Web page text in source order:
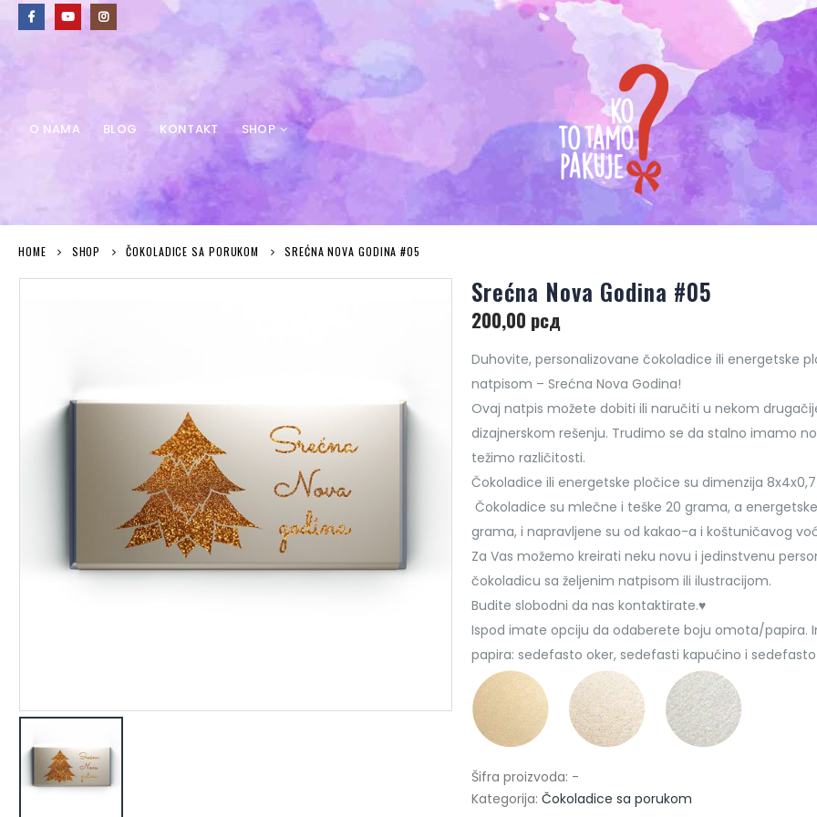
O NAMA BLOG KONTAKT SHOP
HOME SHOP ČOKOLADICE SA PORUKOM SREĆNA NOVA GODINA #05
Srećna Nova Godina #05
200,00 рсд
Duhovite, personalizovane čokoladice ili energetske
natpisom – Srećna Nova Godina!
Ovaj natpis možete dobiti ili naručiti u nekom
dizajnerskom rešenju. Trudimo se da stalno imamo
težimo različitosti.
Čokoladice ili energetske pločice su dimenzija
Čokoladice su mlečne i teške 20 grama, a
grama, i napravljene su od kakao-a i koštuničavog
Za Vas možemo kreirati neku novu i jedinstvenu
čokoladicu sa željenim natpisom ili ilustracijom.
Budite slobodni da nas kontaktirate.♥
Ispod imate opciju da odaberete boju omota/papira.
papira: sedefasto oker, sedefasti kapućino i
Šifra proizvoda: -
Kategorija: Čokoladice sa porukom